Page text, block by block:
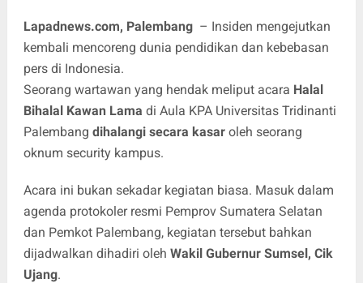
Lapadnews.com, Palembang– Insiden mengejutkan
kembali mencoreng dunia pendidikan dan kebebasan
pers di Indonesia.
Seorang wartawan yang hendak meliput acara Halal
Bihalal Kawan Lama di Aula KPA Universitas Tridinanti
Palembang dihalangi secara kasaroleh seorang
oknum security kampus.
Acara ini bukan sekadar kegiatan biasa. Masuk dalam
agenda protokoler resmi Pemprov Sumatera Selatan
dan Pemkot Palembang, kegiatan tersebut bahkan
dijadwalkan dihadiri oleh Wakil Gubernur Sumsel, Cik
Ujang.